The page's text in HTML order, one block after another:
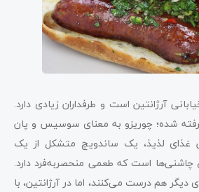
آرژانتین است و طرفداران زیادی دارد.
شده‌؛ چوریزو به معنای سوسیس و پان
غذای لذیذ، یک ساندویچ متشکل از یک
است که طعمی منحصربه‌فرد دارد.
دیگر هم درست می‌کنند، اما در آرژانتین، با